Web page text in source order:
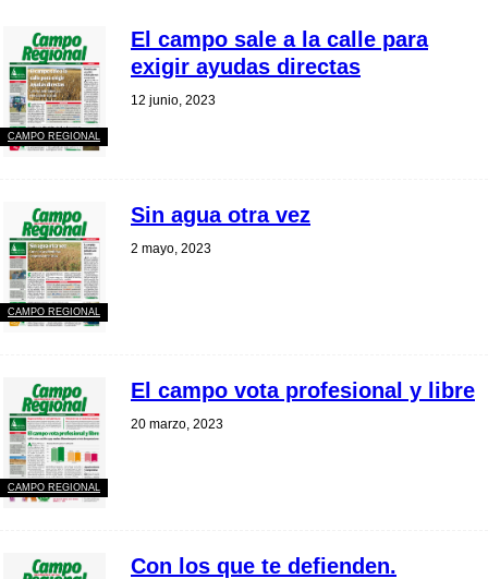
CAMPO REGIONAL
El campo sale a la calle para
exigir ayudas directas
12 junio, 2023
CAMPO REGIONAL
Sin agua otra vez
2 mayo, 2023
CAMPO REGIONAL
El campo vota profesional y libre
20 marzo, 2023
Con los que te defienden.